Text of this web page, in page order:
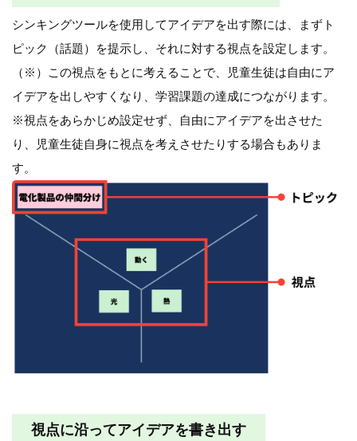
シンキングツールを使用してアイデアを出す際には、まずト
ピック（話題）を提示し、それに対する視点を設定します。
（※）この視点をもとに考えることで、児童生徒は自由にア
イデアを出しやすくなり、学習課題の達成につながります。
※視点をあらかじめ設定せず、自由にアイデアを出させた
り、児童生徒自身に視点を考えさせたりする場合もありま
す。
視点に沿ってアイデアを書き出す